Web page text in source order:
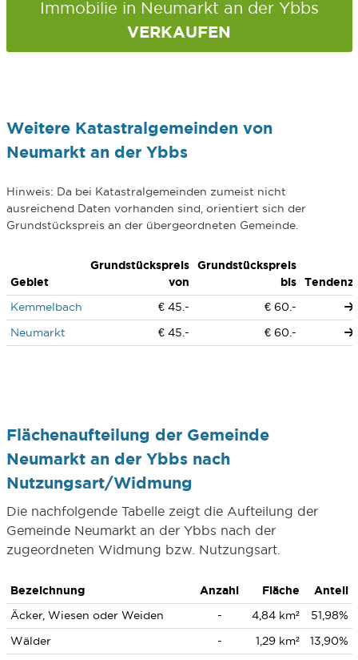
Immobilie in Neumarkt an der Ybbs
VERKAUFEN
Weitere Katastralgemeinden von
Neumarkt an der Ybbs
Hinweis: Da bei Katastralgemeinden zumeist nicht
ausreichend Daten vorhanden sind, orientiert sich der
Grundstückspreis an der übergeordneten Gemeinde.
Gebiet
Grundstückspreis
von
Grundstückspreis
bis
Tendenz
Kemmelbach
€ 45.-
€ 60.-
Neumarkt
€ 45.- € 60.-
Flächenaufteilung der Gemeinde
Neumarkt an der Ybbs nach
Nutzungsart/Widmung
Die nachfolgende Tabelle zeigt die Aufteilung der
Gemeinde Neumarkt an der Ybbs nach der
zugeordneten Widmung bzw. Nutzungsart.
Bezeichnung Anzahl Fläche
Anteil
Äcker, Wiesen oder Weiden
- 4,84 km²
51,98%
Wälder
- 1,29 km² 13,90%